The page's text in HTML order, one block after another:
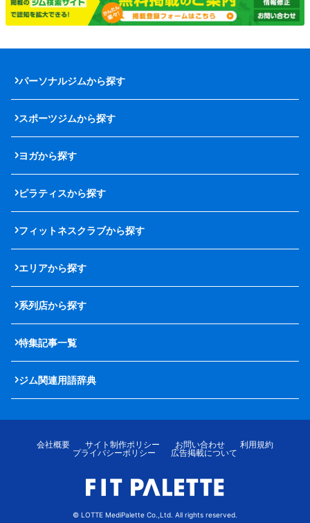
パーソナルジムから探す
スポーツジムから探す
ヨガから探す
ピラティスから探す
フィットネスクラブから探す
エリアから探す
系列店から探す
特集記事一覧
ジム関連用語辞典
会社概要 サイト制作ポリシー お問い合わせ
利用規約
プライバシーポリシー
広告掲載について
© LOTTE MediPalette Co.,Ltd. All rights reserved.